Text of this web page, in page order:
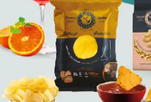
Esplora i cataloghi